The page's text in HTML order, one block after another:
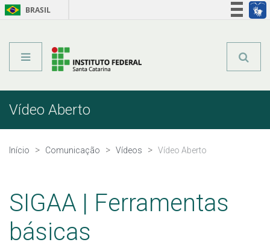
BRASIL
Vídeo Aberto
Início Comunicação Vídeos Vídeo Aberto
SIGAA | Ferramentas
básicas